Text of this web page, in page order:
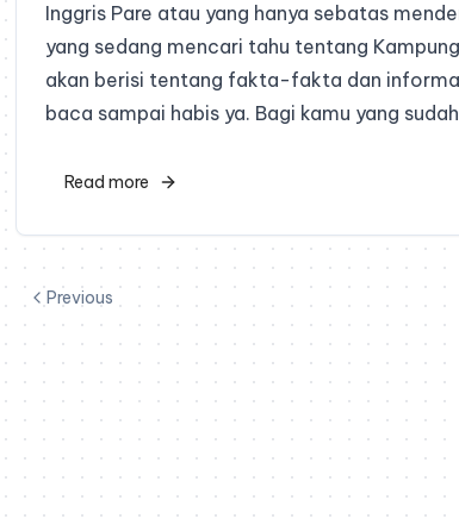
Inggris Pare atau yang hanya sebatas
yang sedang mencari tahu tentang
akan berisi tentang fakta-fakta dan
baca sampai habis ya. Bagi kamu yang
Read more
Previous